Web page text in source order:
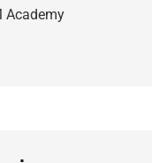
Academy